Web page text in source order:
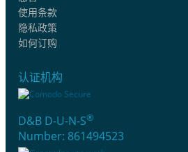
使用条款
隐私政策
如何订购
认证机构
D&B D-U-N-S®
Number: 861494523